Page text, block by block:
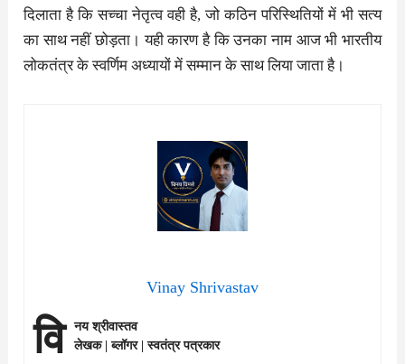
दिलाता है कि सच्चा नेतृत्व वही है, जो कठिन परिस्थितियों में भी सत्य
का साथ नहीं छोड़ता। यही कारण है कि उनका नाम आज भी भारतीय
लोकतंत्र के स्वर्णिम अध्यायों में सम्मान के साथ लिया जाता है।
Vinay Shrivastav
वि
नय श्रीवास्तव
लेखक | ब्लॉगर | स्वतंत्र पत्रकार